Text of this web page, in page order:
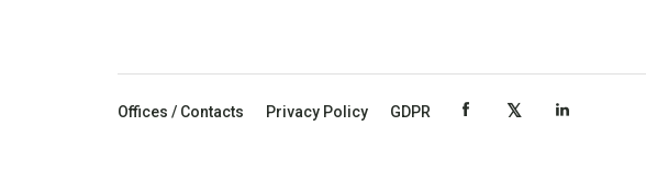
Offices / Contacts Privacy Policy GDPR